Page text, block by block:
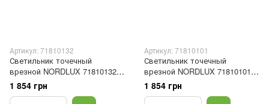
Артикул: 71810132
Светильник точечный
врезной NORDLUX 71810132
Mixit Pro GU10 IP23 никель
1 854 грн
Артикул: 71810101
Светильник точечный
врезной NORDLUX 71810101
Mixit Pro GU10 IP23 белый
1 854 грн